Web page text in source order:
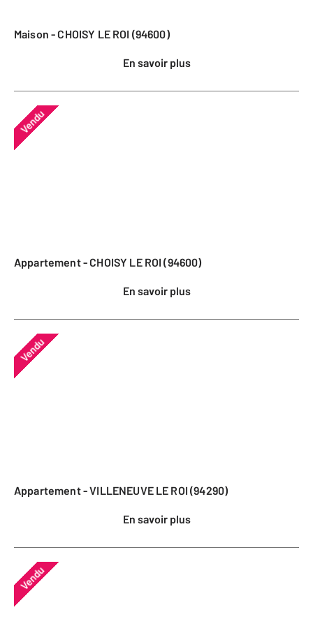
Maison - CHOISY LE ROI (94600)
En savoir plus
Vendu
Appartement - CHOISY LE ROI (94600)
En savoir plus
Vendu
Appartement - VILLENEUVE LE ROI (94290)
En savoir plus
Vendu